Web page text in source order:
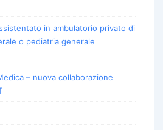
in ambulatorio privato di
o pediatria generale
– nuova collaborazione